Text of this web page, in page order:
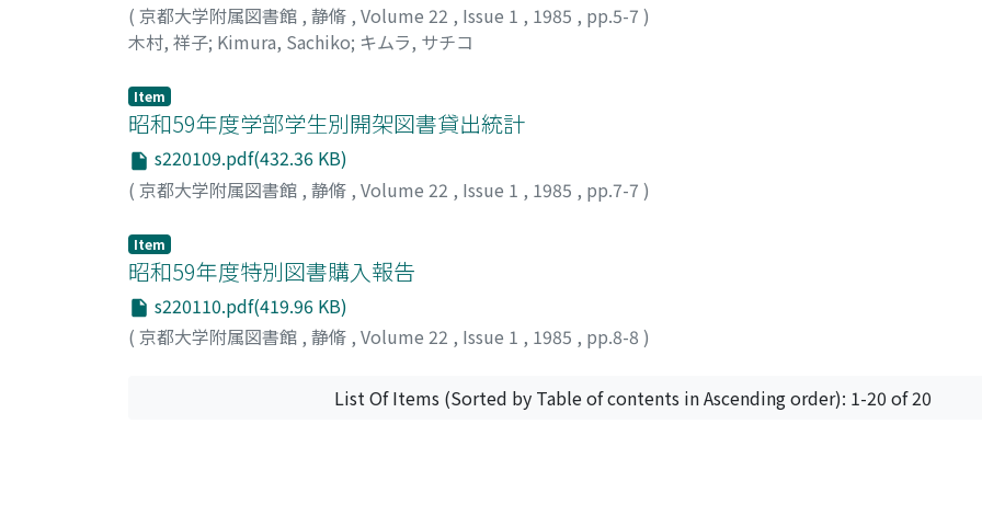
( 京都大学附属図書館 , 静脩 , Volume 22 , Issue 1 , 1985 , pp.5-7 )
木村, 祥子; Kimura, Sachiko; キムラ, サチコ
Item
昭和59年度学部学生別開架図書貸出統計
s220109.pdf(432.36 KB)
( 京都大学附属図書館 , 静脩 , Volume 22 , Issue 1 , 1985 , pp.7-7 )
Item
昭和59年度特別図書購入報告
s220110.pdf(419.96 KB)
( 京都大学附属図書館 , 静脩 , Volume 22 , Issue 1 , 1985 , pp.8-8 )
List Of Items (Sorted by Table of contents in Ascending order): 1-20 of 20